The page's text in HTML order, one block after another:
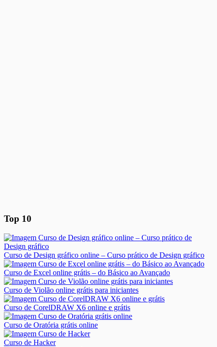
Top 10
Curso de Design gráfico online – Curso prático de Design gráfico
Curso de Excel online grátis – do Básico ao Avançado
Curso de Violão online grátis para iniciantes
Curso de CorelDRAW X6 online e grátis
Curso de Oratória grátis online
Curso de Hacker